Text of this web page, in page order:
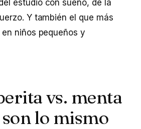
estudio con sueño, de la
Y también el que más
niños pequeños y
vs. menta
lo mismo